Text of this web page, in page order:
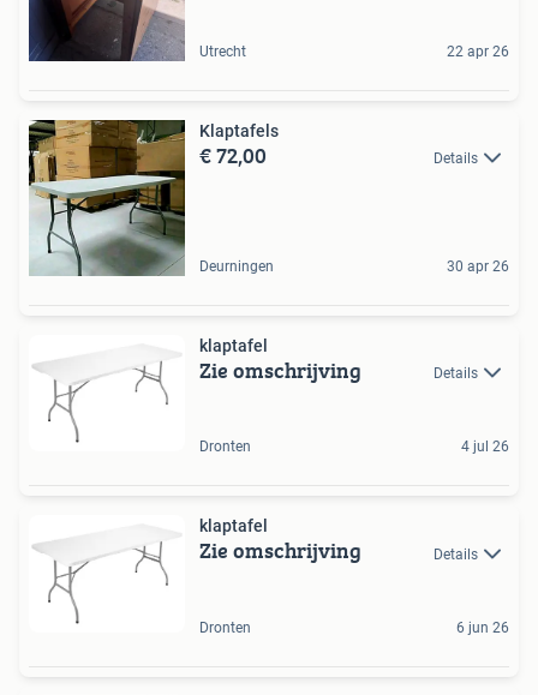
Utrecht 22 apr 26
Klaptafels
€ 72,00 Details
Deurningen 30 apr 26
klaptafel
Zie omschrijving Details
Dronten 4 jul 26
klaptafel
Zie omschrijving Details
Dronten 6 jun 26